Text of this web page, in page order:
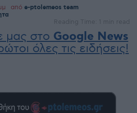
από e-ptolemeos team
Reading Time: 1 min read
μας στο Google News
όλες τις ειδήσεις!